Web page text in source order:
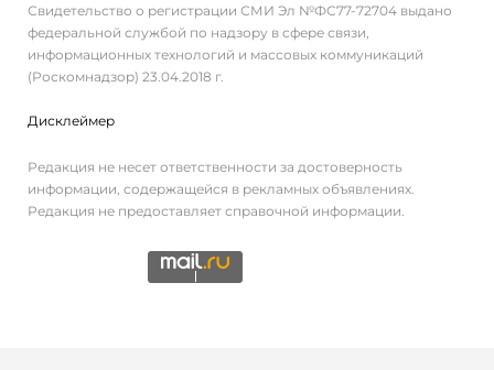
Свидетельство о регистрации СМИ Эл №ФС77-72704 выдано
федеральной службой по надзору в сфере связи,
информационных технологий и массовых коммуникаций
(Роскомнадзор) 23.04.2018 г.
Дисклеймер
Редакция не несет ответственности за достоверность
информации, содержащейся в рекламных объявлениях.
Редакция не предоставляет справочной информации.